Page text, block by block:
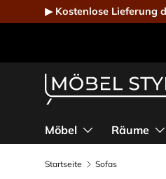
Direkt zum Inhalt
▶ Kostenlose Lieferung
Möbel Räume
Startseite Sofas